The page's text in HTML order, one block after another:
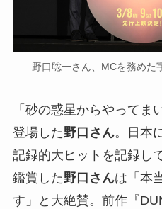
野口聡一さん、MCを務めた
「砂の惑星からやってま
登場した野口さん。日本
記録的大ヒットを記録し
鑑賞した野口さんは「本
す」と大絶賛。前作『